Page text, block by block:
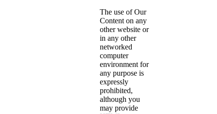
The use of Our
Content on any
other website or
in any other
networked
computer
environment for
any purpose is
expressly
prohibited,
although you
may provide